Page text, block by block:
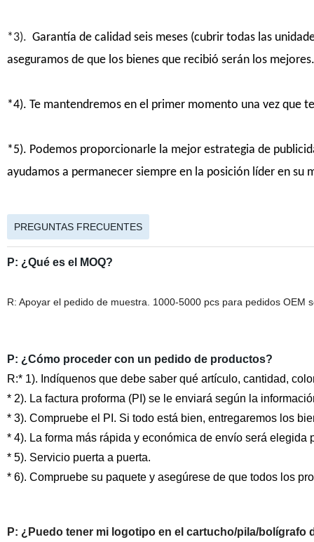
*3). Garantía de calidad seis meses (cubrir todas las
aseguramos de que los bienes que recibió serán los mejores.
*4). Te mantendremos en el primer momento una vez que
*5). Podemos proporcionarle la mejor estrategia de
ayudamos a permanecer siempre en la posición líder en su
PREGUNTAS FRECUENTES
P: ¿Qué es el MOQ?
R: Apoyar el pedido de muestra. 1000-5000 pcs para pedidos OEM
P: ¿Cómo proceder con un pedido de productos?
R:* 1). Indíquenos que debe saber qué artículo, cantidad,
* 2). La factura proforma (PI) se le enviará según la
* 3). Compruebe el PI. Si todo está bien, entregaremos los
* 4). La forma más rápida y económica de envío será elegida
* 5). Servicio puerta a puerta.
* 6). Compruebe su paquete y asegúrese de que todos los
P: ¿Puedo tener mi logotipo en el cartucho/pila/bolígrafo